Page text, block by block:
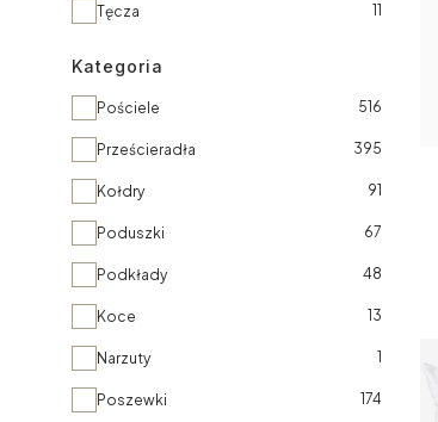
Tęcza 11
Kategoria
Kategoria
Pościele 516
Prześcieradła 395
Kołdry 91
Poduszki 67
Podkłady 48
Koce 13
Narzuty 1
Poszewki 174